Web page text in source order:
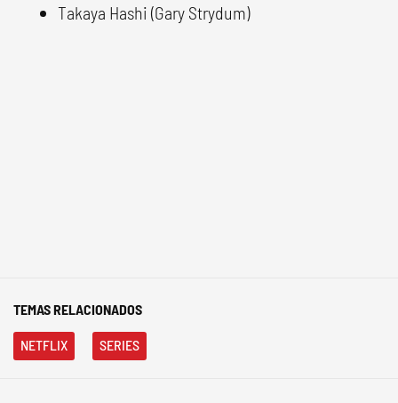
Takaya Hashi (Gary Strydum)
TEMAS RELACIONADOS
NETFLIX SERIES